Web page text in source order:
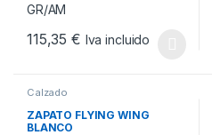
115,35€ Iva incluido
Calzado
ZAPATO FLYING WING
BLANCO